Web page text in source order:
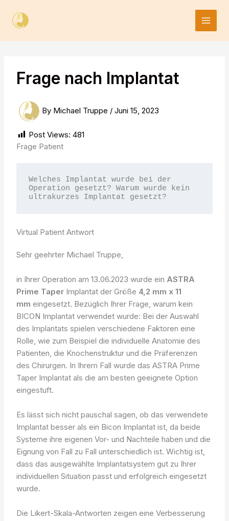
content
Frage nach Implantat
By Michael Truppe /Juni 15, 2023
Post Views: 481
Frage Patient
Welches Implantat wurde bei der
Operation gesetzt? Warum wurde kein
ultrakurzes Implantat gesetzt?
Virtual Patient Antwort
Sehr geehrter Michael Truppe,
in Ihrer Operation am 13.06.2023 wurde ein ASTRA
Prime Taper Implantat der Größe 4,2 mm x 11
mm eingesetzt. Bezüglich Ihrer Frage, warum kein
BICON Implantat verwendet wurde: Bei der Auswahl
des Implantats spielen verschiedene Faktoren eine
Rolle, wie zum Beispiel die individuelle Anatomie des
Patienten, die Knochenstruktur und die Präferenzen
des Chirurgen. In Ihrem Fall wurde das ASTRA Prime
Taper Implantat als die am besten geeignete Option
eingestuft.
Es lässt sich nicht pauschal sagen, ob das verwendete
Implantat besser als ein Bicon Implantat ist, da beide
Systeme ihre eigenen Vor- und Nachteile haben und die
Eignung von Fall zu Fall unterschiedlich ist. Wichtig ist,
dass das ausgewählte Implantatsystem gut zu Ihrer
individuellen Situation passt und erfolgreich eingesetzt
wurde.
Die Likert-Skala-Antworten zeigen eine Verbesserung